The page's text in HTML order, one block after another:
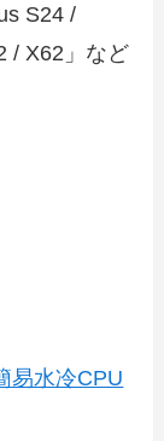
S24 /
/ X62」など
易水冷CPU